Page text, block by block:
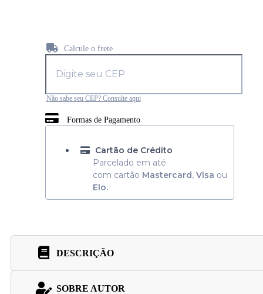
Calcule o frete
Não sabe seu CEP? Consulte aqui
Formas de Pagamento
Cartão de Crédito
Parcelado em até
com cartão Mastercard, Visa ou
Elo.
DESCRIÇÃO
SOBRE AUTOR